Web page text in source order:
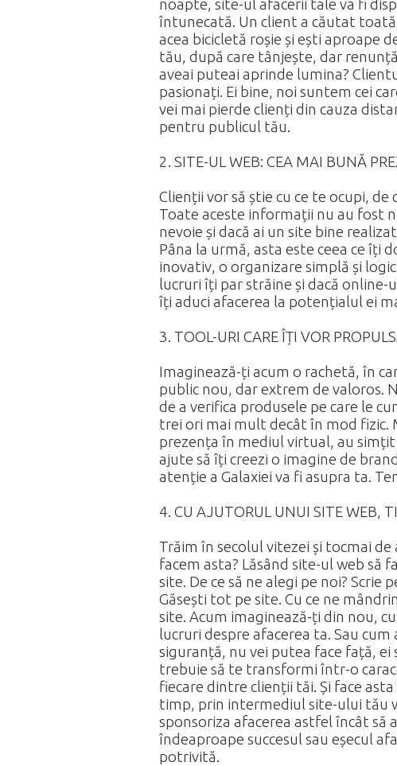
noapte, site-ul afacerii tale va fi
întunecată. Un client a căutat toată
acea bicicletă roșie și ești aproape
tău, după care tânjește, dar
aveai puteai aprinde lumina?
pasionați. Ei bine, noi suntem cei
vei mai pierde clienți din cauza
pentru publicul tău.
2. SITE-UL WEB: CEA MAI BUNĂ
Clienții vor să știe cu ce te ocupi,
Toate aceste informații nu au fost
nevoie și dacă ai un site bine
Pâna la urmă, asta este ceea ce îți
inovativ, o organizare simplă și
lucruri îți par străine și dacă online-
îți aduci afacerea la potențialul ei
3. TOOL-URI CARE ÎȚI VOR
Imaginează-ți acum o rachetă, în
public nou, dar extrem de valoros.
de a verifica produsele pe care le
trei ori mai mult decât în mod fizic.
prezența în mediul virtual, au simțit
ajute să îți creezi o imagine de
atenție a Galaxiei va fi asupra ta.
4. CU AJUTORUL UNUI SITE WEB,
Trăim în secolul vitezei și tocmai
facem asta? Lăsând site-ul web să
site. De ce să ne alegi pe noi? Scrie
Găsești tot pe site. Cu ce ne
site. Acum imaginează-ți din nou,
lucruri despre afacerea ta. Sau
siguranță, nu vei putea face față, ei
trebuie să te transformi într-o
fiecare dintre clienții tăi. Și face
timp, prin intermediul site-ului tău
sponsoriza afacerea astfel încât să
îndeaproape succesul sau eșecul
potrivită.